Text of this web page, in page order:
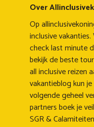
Over
Op
inclusive
check last minute
bekijk de beste
all inclusive reizen
vakantieblog kun
volgende geheel
partners boek je
SGR &